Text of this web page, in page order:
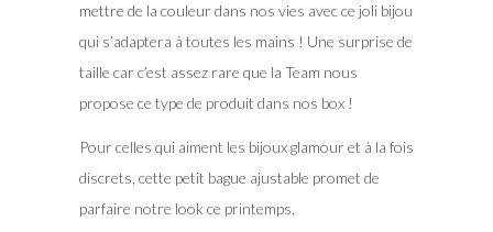
mettre de la couleur dans nos vies avec ce joli bijou
qui s’adaptera à toutes les mains ! Une surprise de
taille car c’est assez rare que la Team nous
propose ce type de produit dans nos box !
Pour celles qui aiment les bijoux glamour et à la fois
discrets, cette petit bague ajustable promet de
parfaire notre look ce printemps.